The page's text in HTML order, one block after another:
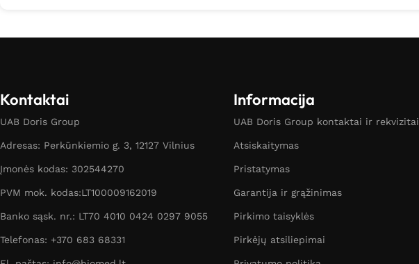
Kontaktai
UAB Doris Group
Adresas: Perkūnkiemio g. 3, 12127 Vilnius
Įmonės kodas: 302544270
PVM mok. kodas:LT100009162019
Banko sąsk. nr.: LT70 4010 0424 0297 9055
Telefonas: +370 683 68331
Informacija
UAB Doris Group kontaktai ir rekvizitai
Atsiskaitymas
Pristatymas
Garantija ir grąžinimas
Pirkimo taisyklės
Pirkėjų atsiliepimai